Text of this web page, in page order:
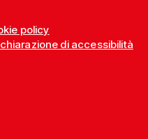
policy
di accessibilità